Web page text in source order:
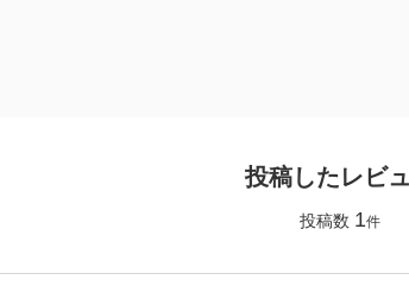
投稿したレビ
投稿数 1件